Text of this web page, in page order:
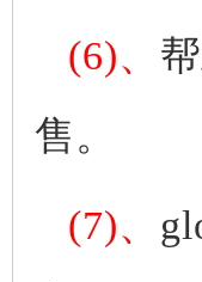
(6)、
售。
(7)、